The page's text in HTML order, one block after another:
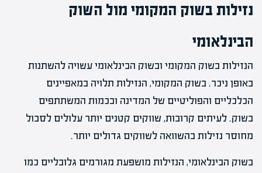
נזילות בשוק המקומי מול השוק
הבינלאומי
הנזילות בשוק המקומי ובשוק הבינלאומי עשויה להשתנות
באופן ניכר. בשוק המקומי, הנזילות תלויה במאפיינים
הכלכליים והפוליטיים של המדינה ובכמות המשתתפים
בשוק. לעיתים קרובות, שווקים קטנים יותר עלולים לסבול
מחוסר נזילות בהשוואה לשווקים גדולים יותר.
בשוק הבינלאומי, הנזילות מושפעת מגורמים גלובליים כמו